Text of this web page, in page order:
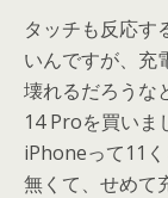
タッチも反応す
いんですが、充
壊れるだろうな
14 Proを買いま
iPhoneって11
無くて、せめて